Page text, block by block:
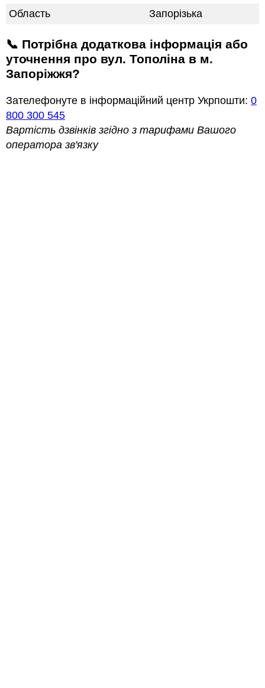
Область
Запорізька
📞 Потрібна додаткова інформація або
уточнення про вул. Тополіна в м.
Запоріжжя?
Зателефонуте в інформаційний центр Укрпошти: 0
800 300 545
Вартість дзвінків згідно з тарифами Вашого
оператора зв'язку